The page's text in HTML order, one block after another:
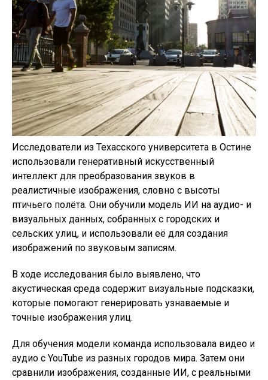
Исследователи из Техасского университета в Остине
использовали генеративный искусственный
интеллект для преобразования звуков в
реалистичные изображения, словно с высоты
птичьего полёта. Они обучили модель ИИ на аудио- и
визуальных данных, собранных с городских и
сельских улиц, и использовали её для создания
изображений по звуковым записям.
В ходе исследования было выявлено, что
акустическая среда содержит визуальные подсказки,
которые помогают генерировать узнаваемые и
точные изображения улиц.
Для обучения модели команда использовала видео и
аудио с YouTube из разных городов мира. Затем они
сравнили изображения, созданные ИИ, с реальными